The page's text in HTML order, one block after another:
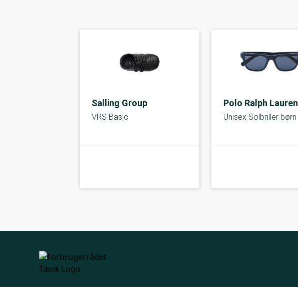
Salling Group
VRS Basic
Polo Ralph Lauren
Unisex Solbriller børn